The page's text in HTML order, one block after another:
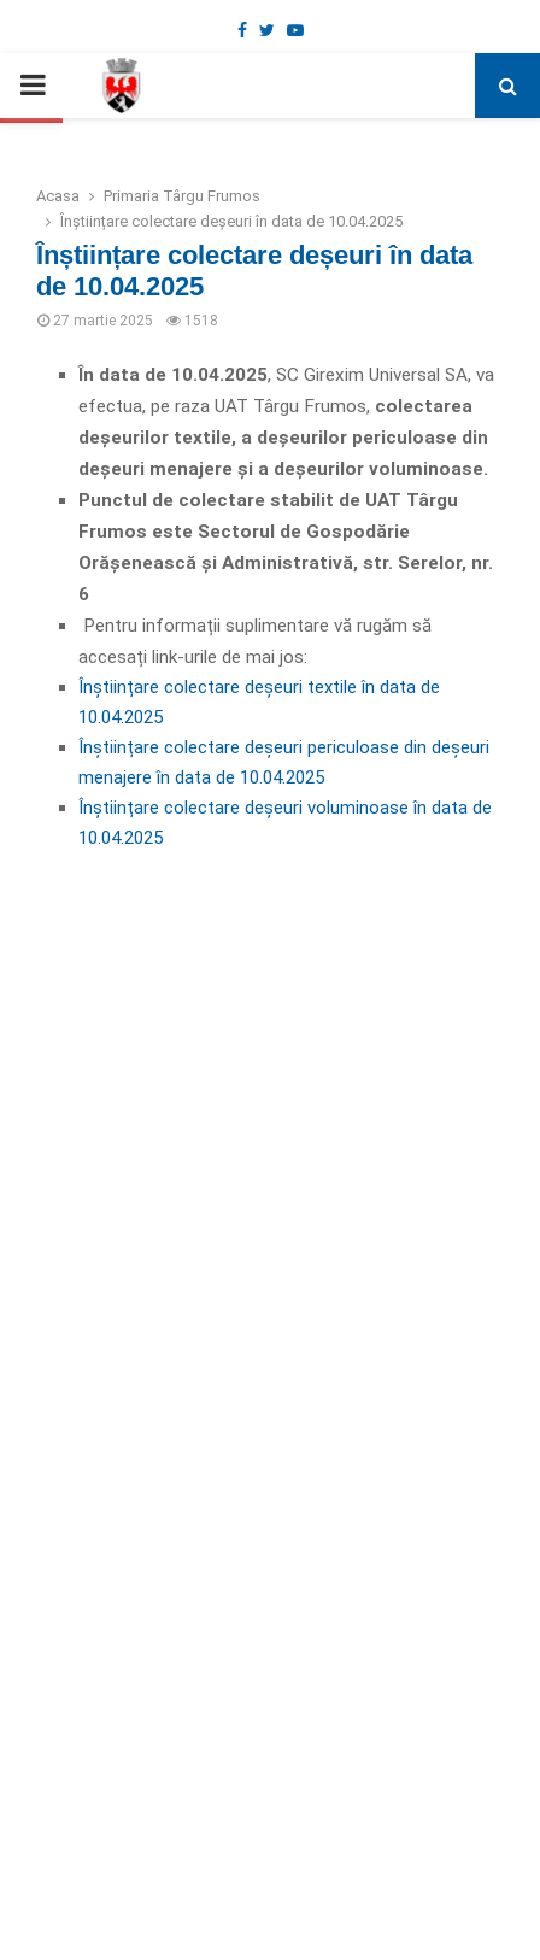
Deschide bara de unelte
Facebook
TwitterYoutube
PRIMARY
Acasa
Primaria Târgu Frumos
Înștiințare colectare deșeuri în data de 10.04.2025
Înștiințare colectare deșeuri în data
de 10.04.2025
27 martie 2025 1518
În data de 10.04.2025, SC Girexim Universal SA, va
efectua, pe raza UAT Târgu Frumos, colectarea
deșeurilor textile, a deșeurilor periculoase din
deșeuri menajere și a deșeurilor voluminoase.
Punctul de colectare stabilit de UAT Târgu
Frumos este Sectorul de Gospodărie
Orășenească și Administrativă, str. Serelor, nr.
6
Pentru informații suplimentare vă rugăm să
accesați link-urile de mai jos:
Înștiințare colectare deșeuri textile în data de
10.04.2025
Înștiințare colectare deșeuri periculoase din deșeuri
menajere în data de 10.04.2025
Înștiințare colectare deșeuri voluminoase în data de
10.04.2025